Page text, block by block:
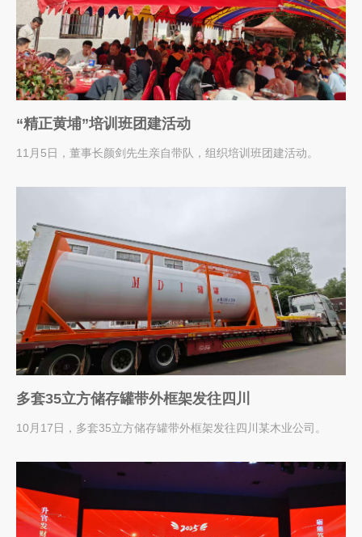
“精正黄埔”培训班团建活动
11月5日，董事长颜剑先生亲自带队，组织培训班团建活动。
多套35立方储存罐带外框架发往四川
10月17日，多套35立方储存罐带外框架发往四川某木业公司。